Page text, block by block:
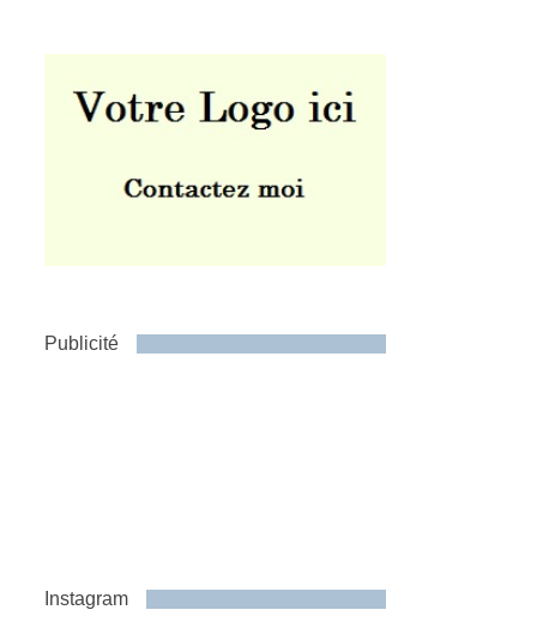
Publicité
Instagram